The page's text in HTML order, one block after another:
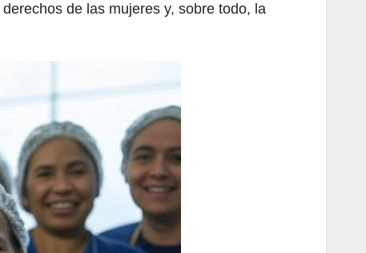
de las mujeres y, sobre todo, la